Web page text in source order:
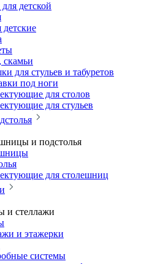
детской
детские
скамьи
для стульев и табуретов
под ноги
для столов
для стульев
и подстолья
для столешниц
и стеллажи
и этажерки
системы